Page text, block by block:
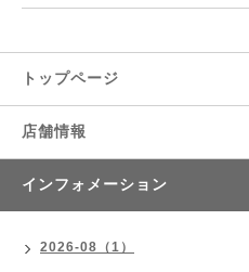
トップページ
店舗情報
インフォメーション
2026-08（1）